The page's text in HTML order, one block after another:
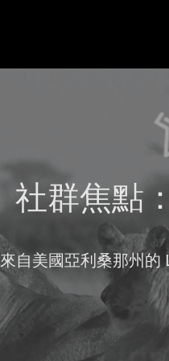
社群焦點
自美國亞利桑那州